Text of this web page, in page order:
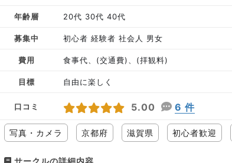
年齢層 20代 30代 40代
募集中 初心者 経験者 社会人 男女
費用 食事代、(交通費)、(拝観料)
目標 自由に楽しく
口コミ 5.00 6 件
写真・カメラ 京都府 滋賀県 初心者歓迎
サークルの詳細内容